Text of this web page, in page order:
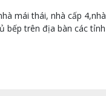
mái thái, nhà cấp
trên địa bàn các